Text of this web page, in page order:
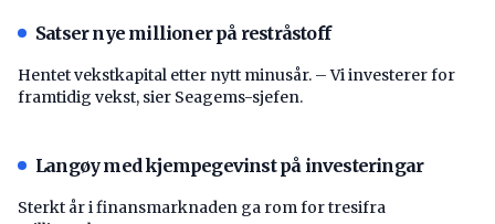
Satser nye millioner på restråstoff
Hentet vekstkapital etter nytt minusår. – Vi investerer for
framtidig vekst, sier Seagems-sjefen.
Langøy med kjempegevinst på investeringar
Sterkt år i finansmarknaden ga rom for tresifra